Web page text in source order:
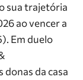
sua trajetória
ao vencer a
Em duelo
da casa